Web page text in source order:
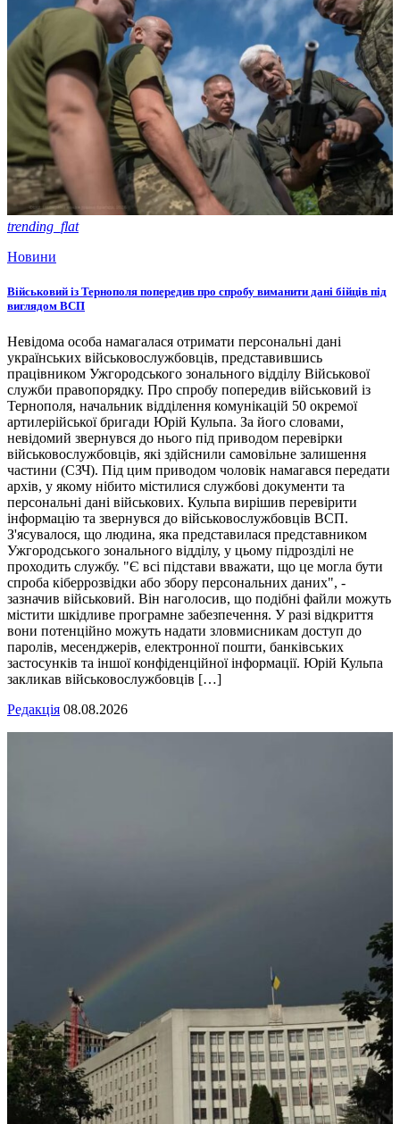
trending_flat
Новини
Військовий із Тернополя попередив про спробу виманити дані бійців під
виглядом ВСП
Невідома особа намагалася отримати персональні дані
українських військовослужбовців, представившись
працівником Ужгородського зонального відділу Військової
служби правопорядку. Про спробу попередив військовий із
Тернополя, начальник відділення комунікацій 50 окремої
артилерійської бригади Юрій Кульпа. За його словами,
невідомий звернувся до нього під приводом перевірки
військовослужбовців, які здійснили самовільне залишення
частини (СЗЧ). Під цим приводом чоловік намагався передати
архів, у якому нібито містилися службові документи та
персональні дані військових. Кульпа вирішив перевірити
інформацію та звернувся до військовослужбовців ВСП.
З'ясувалося, що людина, яка представилася представником
Ужгородського зонального відділу, у цьому підрозділі не
проходить службу. "Є всі підстави вважати, що це могла бути
спроба кіберрозвідки або збору персональних даних", -
зазначив військовий. Він наголосив, що подібні файли можуть
містити шкідливе програмне забезпечення. У разі відкриття
вони потенційно можуть надати зловмисникам доступ до
паролів, месенджерів, електронної пошти, банківських
застосунків та іншої конфіденційної інформації. Юрій Кульпа
закликав військовослужбовців […]
Редакція 08.08.2026